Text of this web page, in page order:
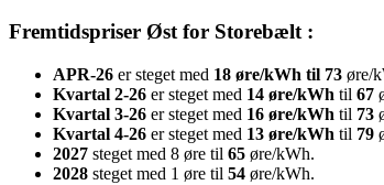
Fremtidspriser Øst for Storebælt :
APR-26 er steget med 18 øre/kWh til 73 øre/
Kvartal 2-26 er steget med 14 øre/kWh til 67
Kvartal 3-26 er steget med 16 øre/kWh til 73
Kvartal 4-26 er steget med 13 øre/kWh til 79
2027 steget med 8 øre til 65 øre/kWh.
2028 steget med 1 øre til 54 øre/kWh.